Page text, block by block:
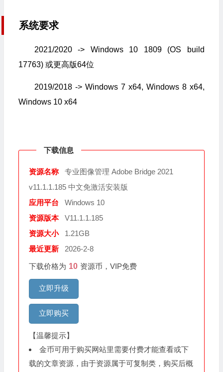
系统要求
2021/2020 -> Windows 10 1809 (OS build
17763) 或更高版64位
2019/2018 -> Windows 7 x64, Windows 8 x64,
Windows 10 x64
下载信息
资源名称
专业图像管理 Adobe Bridge 2021
v11.1.1.185 中文免激活安装版
应用平台
Windows 10
资源版本
V11.1.1.185
资源大小
1.21GB
最近更新
2026-2-8
下载价格为 10 资源币，VIP免费
立即升级
立即购买
【温馨提示】
金币可用于购买网站里需要付费才能查看或下
载的文章资源，由于资源属于可复制类，购买后概